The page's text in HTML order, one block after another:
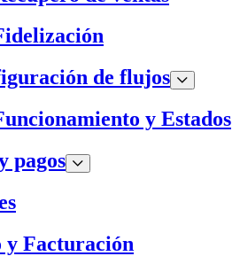
de flujos
y Estados
pagos
y Facturación